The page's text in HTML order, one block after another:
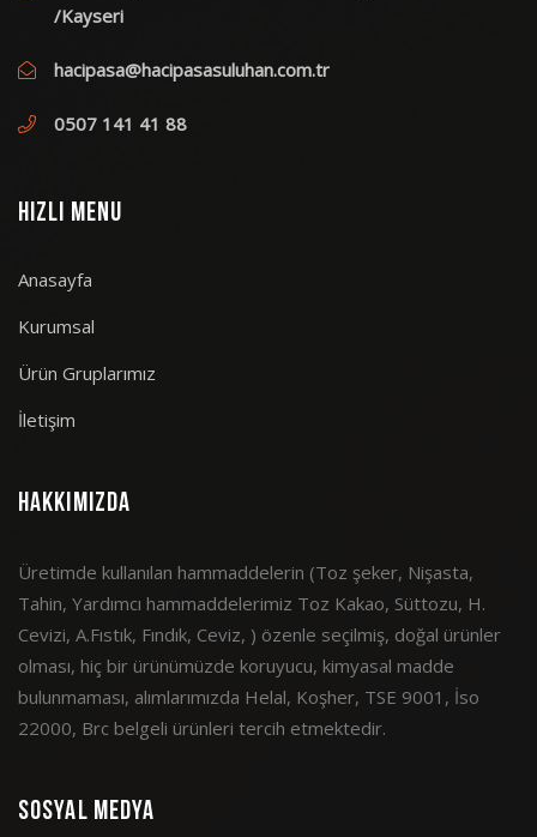
/Kayseri
hacipasa@hacipasasuluhan.com.tr
0507 141 41 88
HIZLI MENU
Anasayfa
Kurumsal
Ürün Gruplarımız
İletişim
Hakkımızda
Üretimde kullanılan hammaddelerin (Toz şeker, Nişasta,
Tahin, Yardımcı hammaddelerimiz Toz Kakao, Süttozu, H.
Cevizi, A.Fıstık, Fındık, Ceviz, ) özenle seçilmiş, doğal ürünler
olması, hiç bir ürünümüzde koruyucu, kimyasal madde
bulunmaması, alımlarımızda Helal, Koşher, TSE 9001, İso
22000, Brc belgeli ürünleri tercih etmektedir.
Sosyal Medya